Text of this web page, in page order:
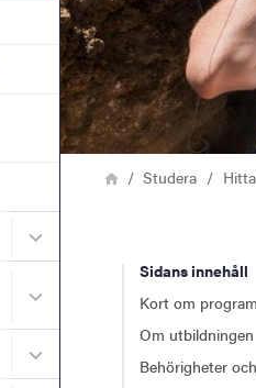
Undermeny för
Undermeny för Anmälan,
Undermeny för Livet som
LänkstigHemStudera
Sidans innehåll
Kort om
Om utbildningen
Behörigheter